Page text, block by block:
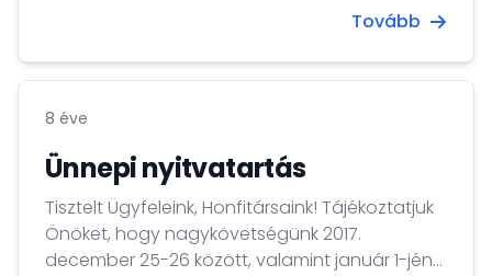
Tovább
8 éve
Ünnepi nyitvatartás
Tisztelt Ügyfeleink, Honfitársaink! Tájékoztatjuk
Önöket, hogy nagykövetségünk 2017.
december 25-26 között, valamint január 1-jén